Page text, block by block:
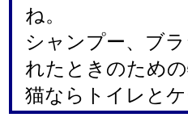
ね。
シャンプー、ブ
れたときのための
猫ならトイレとケ